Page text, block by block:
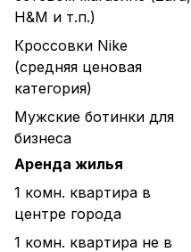
H&M и т.п.)
Кроссовки Nike
(средняя ценовая
категория)
Мужские ботинки для
бизнеса
Аренда жилья
1 комн. квартира в
центре города
1 комн. квартира не в